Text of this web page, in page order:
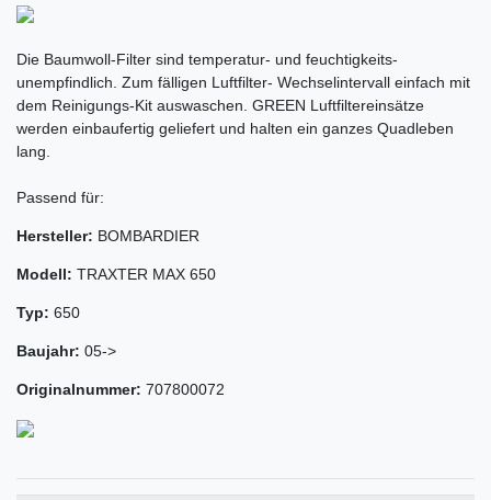
Die Baumwoll-Filter sind temperatur- und feuchtigkeits-
unempfindlich. Zum fälligen Luftfilter- Wechselintervall einfach mit
dem Reinigungs-Kit auswaschen. GREEN Luftfiltereinsätze
werden einbaufertig geliefert und halten ein ganzes Quadleben
lang.
Passend für:
Hersteller: BOMBARDIER
Modell: TRAXTER MAX 650
Typ: 650
Baujahr: 05->
Originalnummer: 707800072